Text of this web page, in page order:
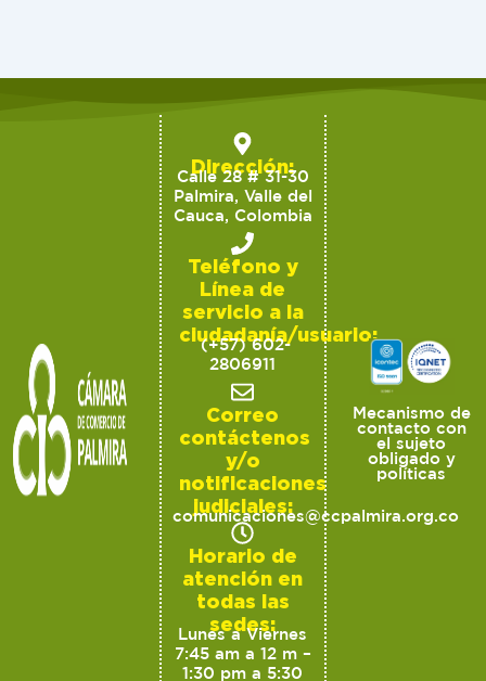
Dirección:
Calle 28 # 31-30
Palmira, Valle del
Cauca, Colombia
Teléfono y
Línea de
servicio a la
ciudadanía/usuario:
(+57) 602-
2806911
Correo
contáctenos
y/o
notificaciones
judiciales:
comunicaciones@ccpalmira.org.co
Horario de
atención en
todas las
sedes:
Lunes a Viernes
7:45 am a 12 m –
1:30 pm a 5:30
Mecanismo de
contacto con
el sujeto
obligado y
políticas